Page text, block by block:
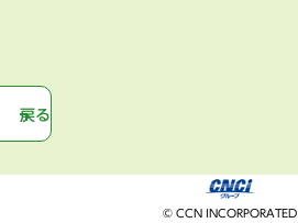
戻る
© CCN INCORPORATED